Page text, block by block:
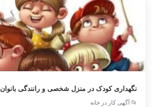
نگهداری کودک در منزل شخصی و رانندگی بانوان
📂 آگهی کار در خانه